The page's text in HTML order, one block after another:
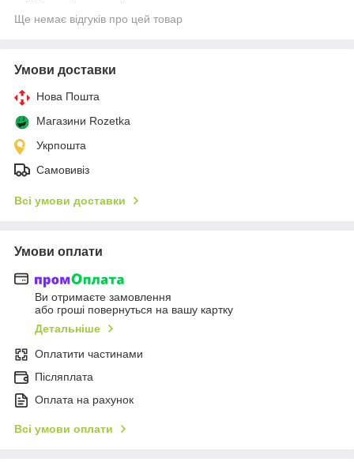
Ще немає відгуків про цей товар
Умови доставки
Нова Пошта
Магазини Rozetka
Укрпошта
Самовивіз
Всі умови доставки
Умови оплати
Ви отримаєте замовлення
або гроші повернуться на вашу картку
Детальніше
Оплатити частинами
Післяплата
Оплата на рахунок
Всі умови оплати